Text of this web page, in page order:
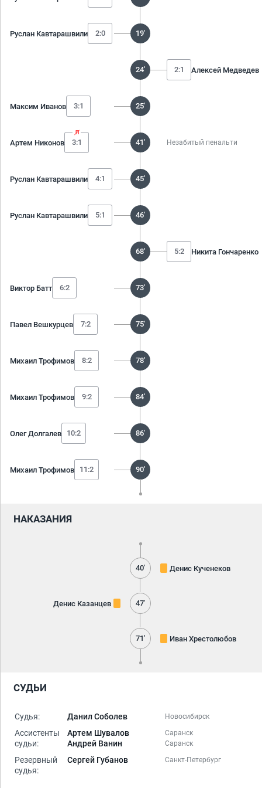
Руслан Кавтарашвили 2:0 19'
24' 2:1 Алексей Медведев
Максим Иванов 3:1 25'
Артем Никонов 3:1 41' Незабитый пенальти
Руслан Кавтарашвили 4:1 45'
Руслан Кавтарашвили 5:1 46'
68' 5:2 Никита Гончаренко
Виктор Батт 6:2 73'
Павел Вешкурцев 7:2 75'
Михаил Трофимов 8:2 78'
Михаил Трофимов 9:2 84'
Олег Долгалев 10:2 86'
Михаил Трофимов 11:2 90'
НАКАЗАНИЯ
40' Денис Кученеков
Денис Казанцев 47'
71' Иван Хрестолюбов
СУДЬИ
Судья: Данил Соболев Новосибирск
Ассистенты
судьи:
Артем Шувалов Саранск
Андрей Ванин Саранск
Резервный
судья:
Сергей Губанов Санкт-Петербург